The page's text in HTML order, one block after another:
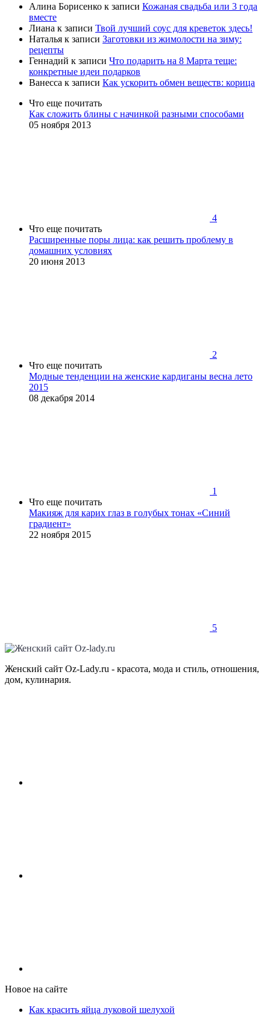
Алина Борисенко к записи Кожаная свадьба или 3 года
вместе
Лиана к записи Твой лучший соус для креветок здесь!
Наталья к записи Заготовки из жимолости на зиму:
рецепты
Геннадий к записи Что подарить на 8 Марта теще:
конкретные идеи подарков
Ванесса к записи Как ускорить обмен веществ: корица
Что еще почитать
Как сложить блины с начинкой разными способами
05 ноября 2013
4
Что еще почитать
Расширенные поры лица: как решить проблему в
домашних условиях
20 июня 2013
2
Что еще почитать
Модные тенденции на женские кардиганы весна лето
2015
08 декабря 2014
1
Что еще почитать
Макияж для карих глаз в голубых тонах «Синий
градиент»
22 ноября 2015
5
Женский сайт Oz-Lady.ru - красота, мода и стиль, отношения,
дом, кулинария.
Новое на сайте
Как красить яйца луковой шелухой